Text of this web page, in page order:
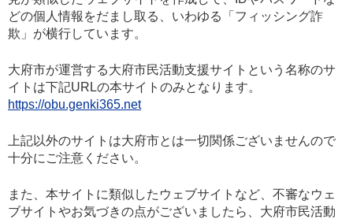
どの個人情報をだまし取る、いわゆる「フィッシング詐
欺」が横行しています。
大府市が運営する大府市民活動支援サイトという名称のサ
イトは下記URLの本サイトのみとなります。
https://obu.genki365.net
上記以外のサイトは大府市とは一切関係ございませんので
十分にご注意ください。
また、本サイトに類似したウェブサイトなど、不審なウェ
ブサイトやお気づきの点がございましたら、大府市民活動